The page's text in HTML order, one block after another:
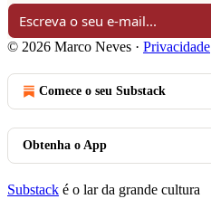
© 2026 Marco Neves · Privacidade
Comece o seu Substack
Obtenha o App
Substack é o lar da grande cultura